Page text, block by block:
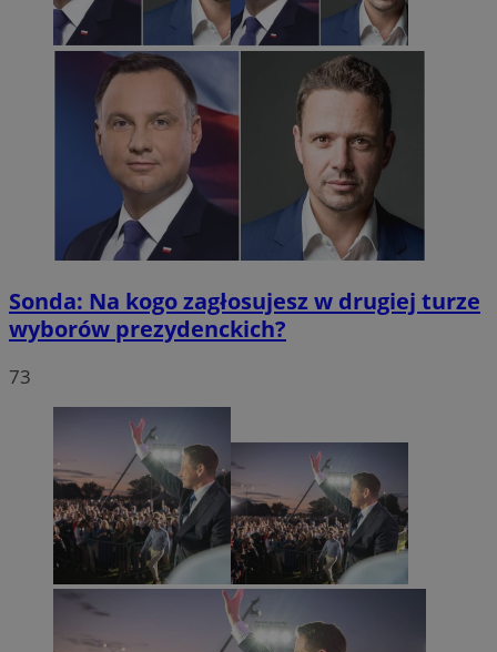
Sonda: Na kogo zagłosujesz w drugiej turze
wyborów prezydenckich?
73